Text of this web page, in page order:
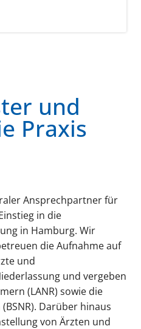
und
Praxis
Ansprechpartner für
in die
in Hamburg. Wir
die Aufnahme auf
und
und vergeben
(LANR) sowie die
Darüber hinaus
von Ärzten und